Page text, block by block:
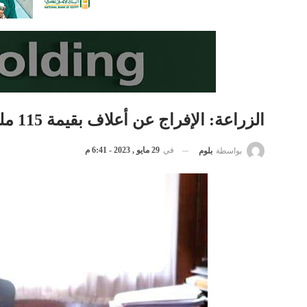
الزراعة: الإفراج عن أعلاف بقيمة 115 مليون دولار خلال أسبوع
بواسطة بلوم في 29 مايو , 2023 - 6:41 م